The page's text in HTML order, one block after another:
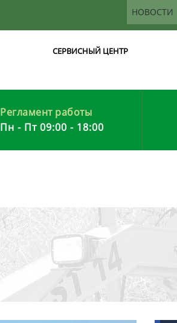
НОВОСТИ
СЕРВИСНЫЙ ЦЕНТР
Регламент работы
Пн - Пт 09:00 - 18:00